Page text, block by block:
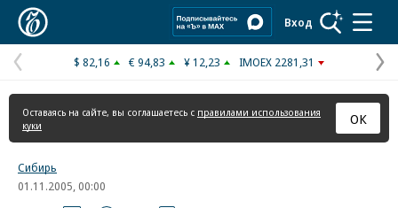
Вход
Предыдущая
страница
$ 82,16 € 94,83 ¥ 12,23 IMOEX 2281,31
Оставаясь на сайте, вы соглашаетесь с правилами использования
куки
ОК
Сибирь
01.11.2005, 00:00